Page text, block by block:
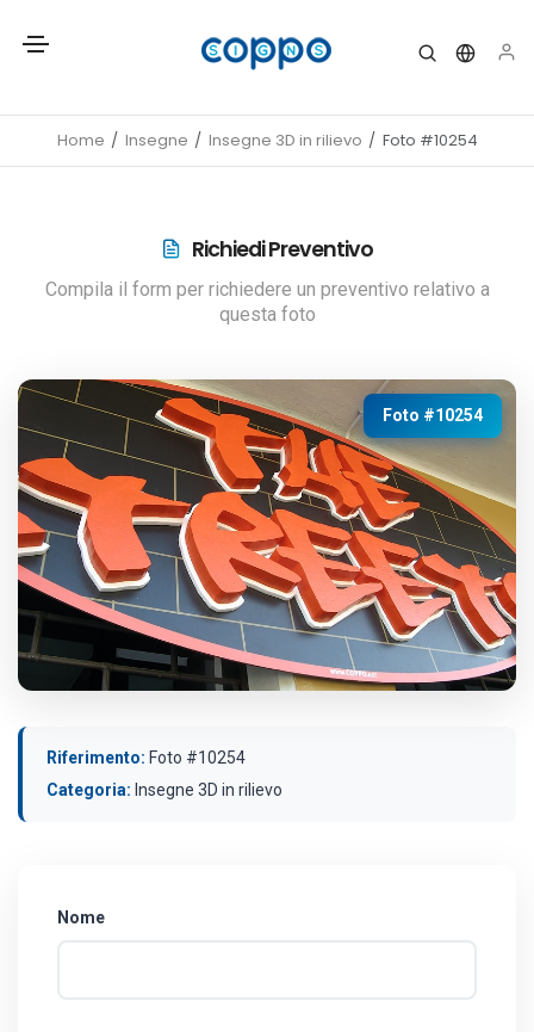
Home Insegne Insegne 3D in rilievo Foto #10254
Richiedi Preventivo
Compila il form per richiedere un preventivo relativo a
questa foto
Foto #10254
Riferimento: Foto #10254
Categoria: Insegne 3D in rilievo
Nome